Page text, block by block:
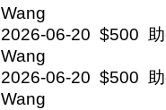
Wang
2026-06-20 $500
Wang
2026-06-20 $500
Wang